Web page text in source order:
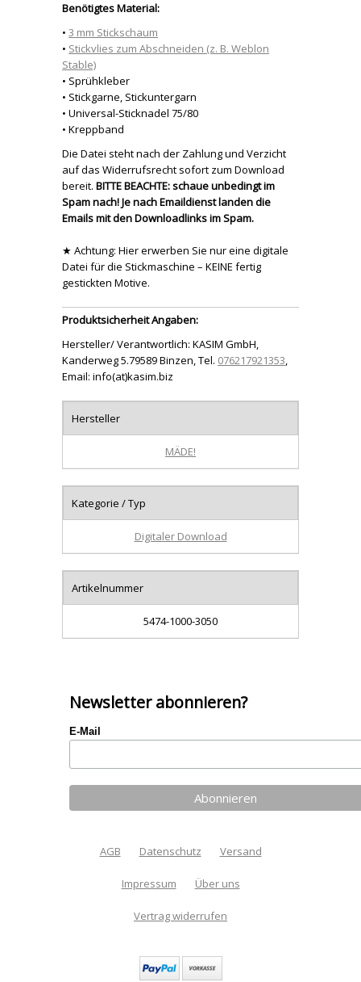
Benötigtes Material:
•3 mm Stickschaum
• Stickvlies zum Abschneiden (z. B. Weblon
Stable)
• Sprühkleber
• Stickgarne, Stickuntergarn
• Universal-Sticknadel 75/80
• Kreppband
Die Datei steht nach der Zahlung und Verzicht
auf das Widerrufsrecht sofort zum Download
bereit.BITTE BEACHTE: schaue unbedingt im
Spam nach! Je nach Emaildienst landen die
Emails mit den Downloadlinks im Spam.
★ Achtung: Hier erwerben Sie nur eine digitale
Datei für die Stickmaschine – KEINE fertig
gestickten Motive.
Produktsicherheit Angaben:
Hersteller/ Verantwortlich: KASIM GmbH,
Kanderweg 5.79589 Binzen, Tel. 076217921353,
Email: info(at)kasim.biz
Hersteller
MÄDE!
Kategorie / Typ
Digitaler Download
Artikelnummer
5474-1000-3050
Newsletter abonnieren?
E-Mail
AGB Datenschutz Versand
Impressum Über uns
Vertrag widerrufen